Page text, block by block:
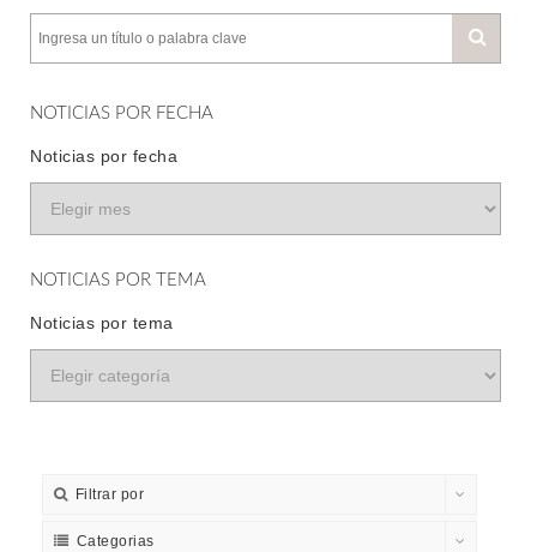
NOTICIAS POR FECHA
Noticias por fecha
NOTICIAS POR TEMA
Noticias por tema
Filtrar por
Categorias